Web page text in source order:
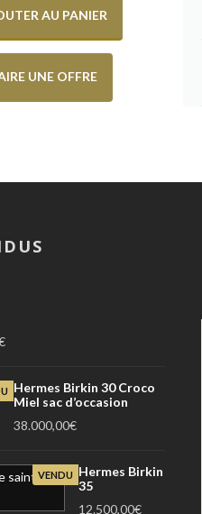
AU PANIER
UNE OFFRE
Hermes Birkin 30 Croco
Miel sac d’occasion
38.000,00€
VENDU
Hermes Birkin
35
12.500,00€